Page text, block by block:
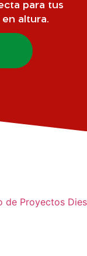
para tus
altura.